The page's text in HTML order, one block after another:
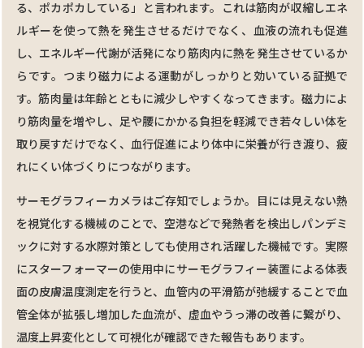
る、ポカポカしている」と⾔われます。これは筋肉が収縮しエネ
ルギーを使って熱を発生させるだけでなく、⾎液の流れも促進
し、エネルギー代謝が活発になり筋肉内に熱を発⽣させているか
らです。つまり磁⼒による運動がしっかりと効いている証拠で
す。筋肉量は年齢とともに減少しやすくなってきます。磁⼒によ
り筋肉量を増やし、⾜や腰にかかる負担を軽減でき若々しい体を
取り戻すだけでなく、血⾏促進により体中に栄養が⾏き渡り、疲
れにくい体づくりにつながります。
サーモグラフィーカメラはご存知でしょうか。目には見えない熱
を視覚化する機械のことで、空港などで発熱者を検出しパンデミ
ックに対する水際対策としても使⽤され活躍した機械です。実際
にスターフォーマーの使⽤中にサーモグラフィー装置による体表
⾯の⽪膚温度測定を行うと、⾎管内の平滑筋が弛緩することで⾎
管全体が拡張し増加した⾎流が、虚⾎やうっ滞の改善に繋がり、
温度上昇変化として可視化が確認できた報告もあります。